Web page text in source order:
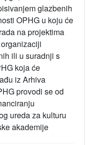
glazbenih
OPHG u koju će
na projektima
ili u suradnji s
koja će
iz Arhiva
provodi se od
ureda za kulturu
akademije